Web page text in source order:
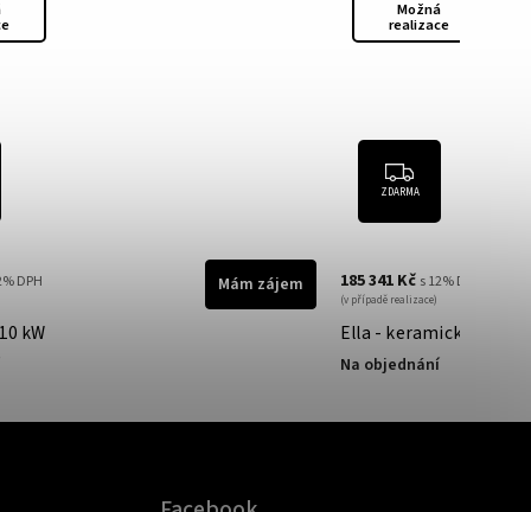
kW
DPH Mám zájem
Možná
realizace
ZDARMA
Ella - keramické
Na objednání
185 341 Kč s 12% DPH
(v případě realizace)